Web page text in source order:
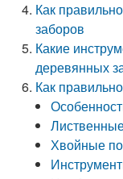
Как
заборов
Какие
деревянных
Как
Хвойные